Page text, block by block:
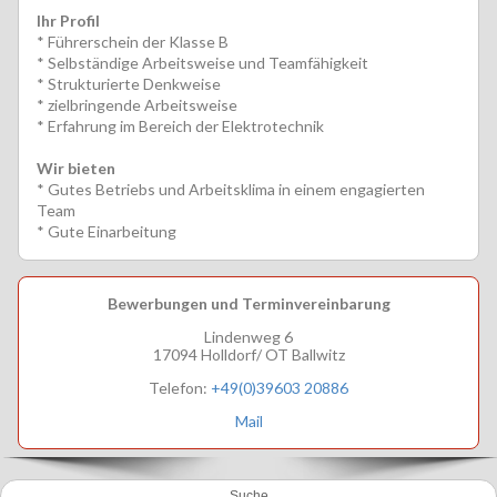
Ihr Profil
* Führerschein der Klasse B
* Selbständige Arbeitsweise und Teamfähigkeit
* Strukturierte Denkweise
* zielbringende Arbeitsweise
* Erfahrung im Bereich der Elektrotechnik
Wir bieten
* Gutes Betriebs und Arbeitsklima in einem engagierten
Team
* Gute Einarbeitung
Bewerbungen und Terminvereinbarung
Lindenweg 6
17094 Holldorf/ OT Ballwitz
Telefon: +49(0)39603 20886
Mail